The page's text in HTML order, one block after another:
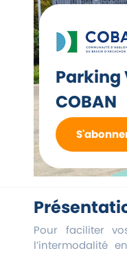
Parking
COBAN
Pour faciliter
l’intermodalité